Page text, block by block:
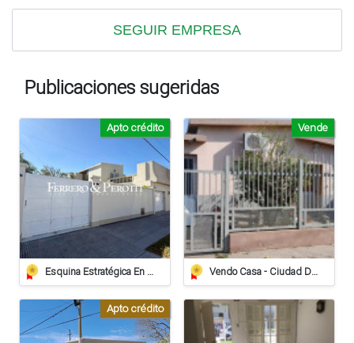
SEGUIR EMPRESA
Publicaciones sugeridas
Esquina Estratégica En Pleno Barrio Sarmiento | España 203 (esq. Laprida)
Apto crédito
Vendo Casa - Ciudad De Sunchales
Vende
Apto crédito